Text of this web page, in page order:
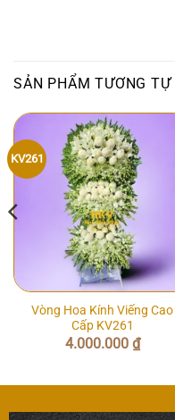
SẢN PHẨM TƯƠNG TỰ
KV261
Vòng Hoa Kính Viếng Cao
Cấp KV261
4.000.000 ₫